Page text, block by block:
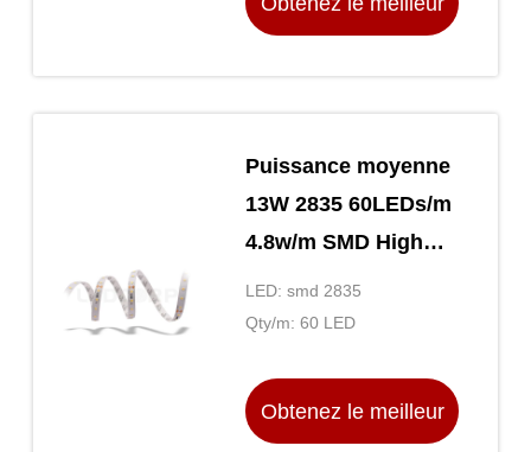
d'environnement
Puissance moyenne
13W 2835 60LEDs/m
4.8w/m SMD High
Lumen LED Strip
Lighting UL CE
LED: smd 2835
Qty/m: 60 LED
Obtenez le meilleur